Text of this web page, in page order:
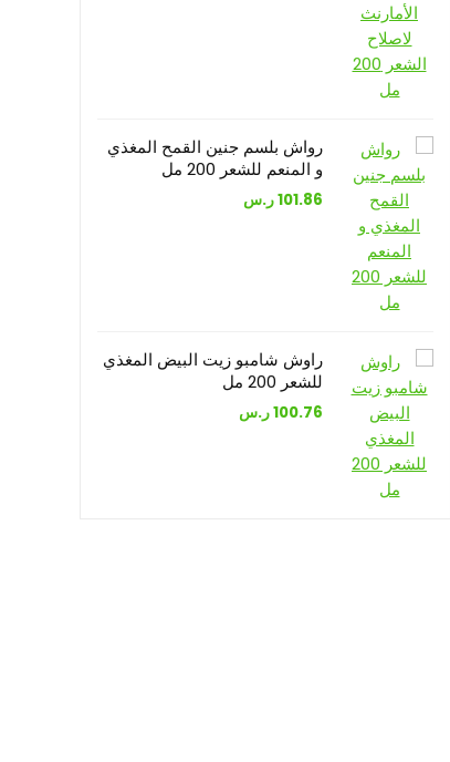
رواش بلسم جنين القمح المغذي
و المنعم للشعر 200 مل
101.86ر.س
راوش شامبو زيت البيض المغذي
للشعر 200 مل
100.76ر.س